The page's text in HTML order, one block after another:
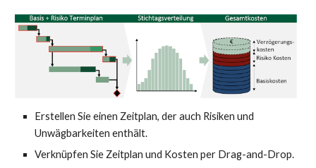
Erstellen Sie einen Zeitplan, der auch Risiken und
Unwägbarkeiten enthält.
Verknüpfen Sie Zeitplan und Kosten per Drag-and-Drop.